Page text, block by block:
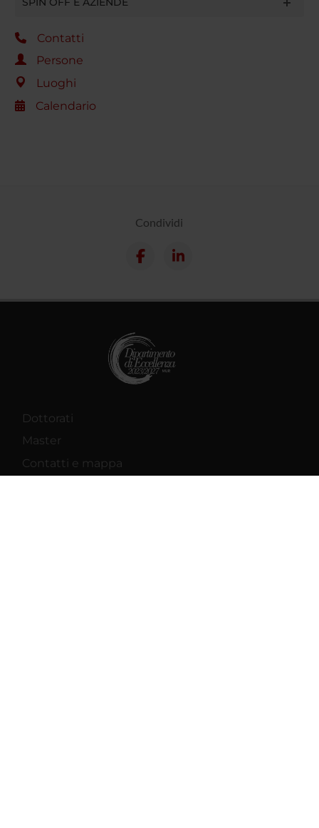
Contatti
Persone
Luoghi
Calendario
Condividi
Dottorati
Master
Contatti e mappa